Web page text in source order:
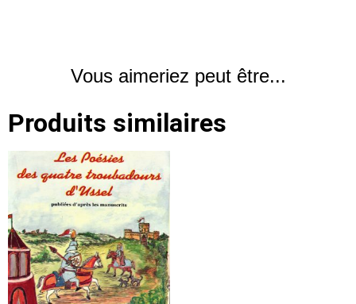
Vous aimeriez peut être...
Produits similaires